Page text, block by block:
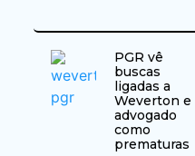
PGR vê
buscas
ligadas a
Weverton e
advogado
como
prematuras